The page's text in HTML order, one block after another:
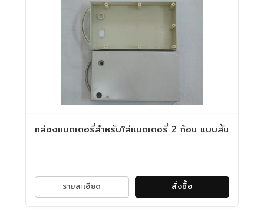
กล่องแบตเตอรี่สำหรับใส่แบตเตอรี่ 2 ก้อน แบบสั้น
รายละเอียด สั่งซื้อ